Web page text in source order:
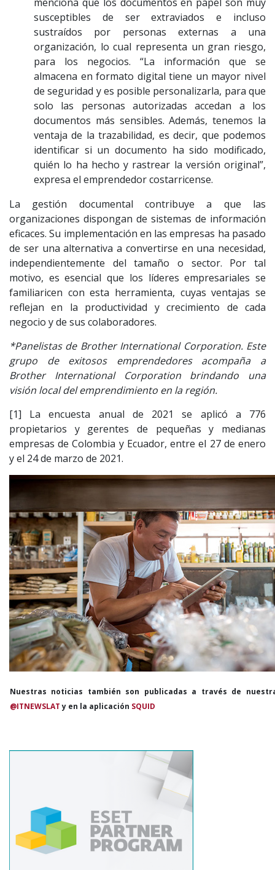
susceptibles de ser extraviados e incluso
sustraídos por personas externas a una
organización, lo cual representa un gran riesgo,
para los negocios. “La información que se
almacena en formato digital tiene un mayor nivel
de seguridad y es posible personalizarla, para que
solo las personas autorizadas accedan a los
documentos más sensibles. Además, tenemos la
ventaja de la trazabilidad, es decir, que podemos
identificar si un documento ha sido modificado,
quién lo ha hecho y rastrear la versión original”,
expresa el emprendedor costarricense.
La gestión documental contribuye a que las
organizaciones dispongan de sistemas de información
eficaces. Su implementación en las empresas ha pasado
de ser una alternativa a convertirse en una necesidad,
independientemente del tamaño o sector. Por tal
motivo, es esencial que los líderes empresariales se
familiaricen con esta herramienta, cuyas ventajas se
reflejan en la productividad y crecimiento de cada
negocio y de sus colaboradores.
*Panelistas de Brother International Corporation. Este
grupo de exitosos emprendedores acompaña a
Brother International Corporation brindando una
visión local del emprendimiento en la región.
[1] La encuesta anual de 2021 se aplicó a 776
propietarios y gerentes de pequeñas y medianas
empresas de Colombia y Ecuador, entre el 27 de enero
y el 24 de marzo de 2021.
Nuestras noticias también son publicadas a través de
@ITNEWSLATy en la aplicación SQUID